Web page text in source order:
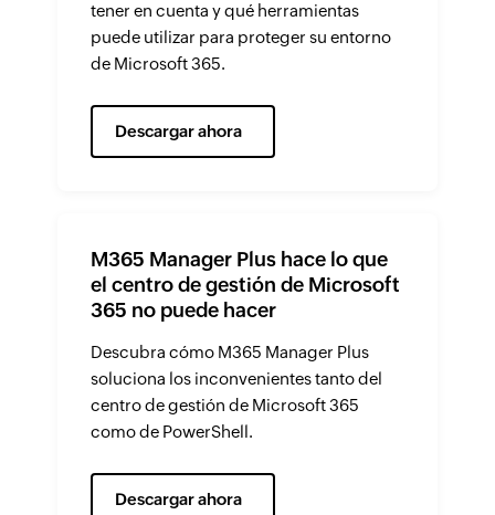
tener en cuenta y qué herramientas
puede utilizar para proteger su entorno
de Microsoft 365.
Descargar ahora
M365 Manager Plus hace lo que
el centro de gestión de Microsoft
365 no puede hacer
Descubra cómo M365 Manager Plus
soluciona los inconvenientes tanto del
centro de gestión de Microsoft 365
como de PowerShell.
Descargar ahora